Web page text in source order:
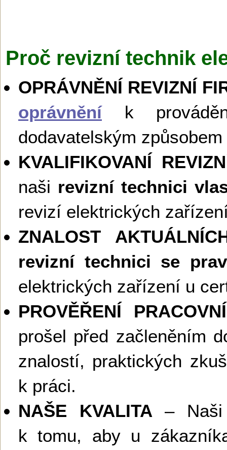
Proč revizní technik
OPRÁVNĚNÍ REVIZNÍ
oprávněník
dodavatelským
KVALIFIKOVANÍ
naši revizní technici
revizí elektrických
ZNALOST
revizní technici se
elektrických zařízení u
PROVĚŘENÍ
prošel před začleněním
znalostí, praktických
k práci.
NAŠE KVALITA – Naši
k tomu, aby u